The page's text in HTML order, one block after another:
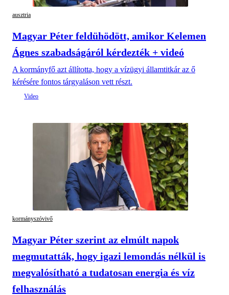
ausztria
Magyar Péter feldühödött, amikor Kelemen
Ágnes szabadságáról kérdezték + videó
A kormányfő azt állította, hogy a vízügyi államtitkár az ő
kérésére fontos tárgyaláson vett részt.
kormányszóvivő
Magyar Péter szerint az elmúlt napok
megmutatták, hogy igazi lemondás nélkül is
megvalósítható a tudatosan energia és víz
felhasználás